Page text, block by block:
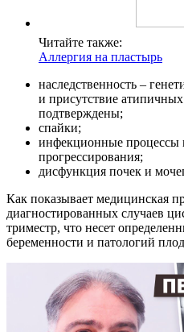
Читайте также:
Аллергия на пластырь
наследственность –
и присутствие
подтверждены;
спайки;
инфекционные процессы
прогрессирования;
дисфункция почек и
Как показывает медицинская
диагностированных случаев
триместр, что несет
беременности и патологий